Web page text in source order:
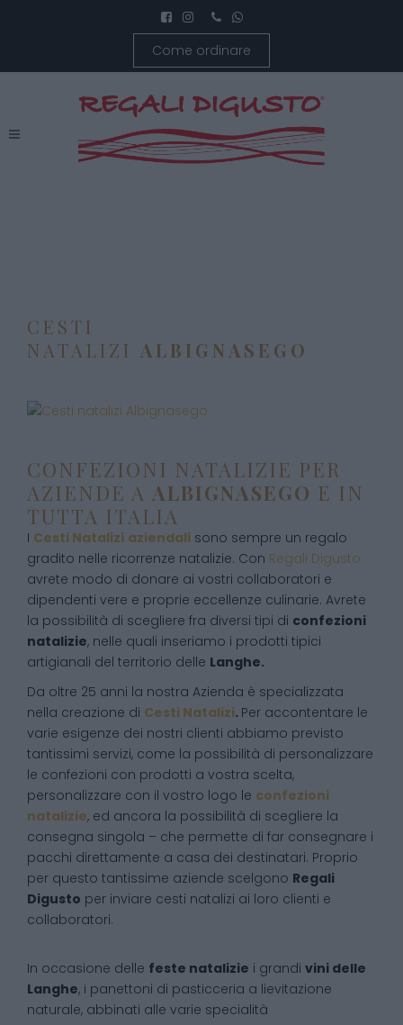
Come ordinare
CESTI
NATALIZI ALBIGNASEGO
CONFEZIONI NATALIZIE PER
AZIENDE A ALBIGNASEGO E IN
TUTTA ITALIA
I Cesti Natalizi aziendali sono sempre un regalo
gradito nelle ricorrenze natalizie. Con Regali Digusto
avrete modo di donare ai vostri collaboratori e
dipendenti vere e proprie eccellenze culinarie. Avrete
la possibilità di scegliere fra diversi tipi di confezioni
natalizie, nelle quali inseriamo i prodotti tipici
artigianali del territorio delle Langhe.
Da oltre 25 anni la nostra Azienda è specializzata
nella creazione di Cesti Natalizi. Per accontentare le
varie esigenze dei nostri clienti abbiamo previsto
tantissimi servizi, come la possibilità di personalizzare
le confezioni con prodotti a vostra scelta,
personalizzare con il vostro logo le confezioni
natalizie, ed ancora la possibilità di scegliere la
consegna singola – che permette di far consegnare i
pacchi direttamente a casa dei destinatari. Proprio
per questo tantissime aziende scelgono Regali
Digusto per inviare cesti natalizi ai loro clienti e
collaboratori.
In occasione delle feste natalizie i grandi vini delle
Langhe, i panettoni di pasticceria a lievitazione
naturale, abbinati alle varie specialità